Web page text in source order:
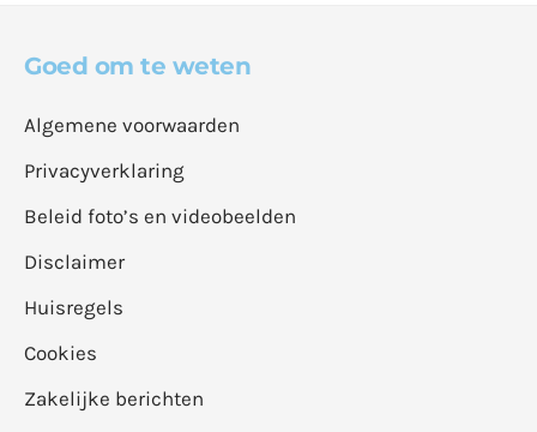
Goed om te weten
Algemene voorwaarden
Privacyverklaring
Beleid foto’s en videobeelden
Disclaimer
Huisregels
Cookies
Zakelijke berichten